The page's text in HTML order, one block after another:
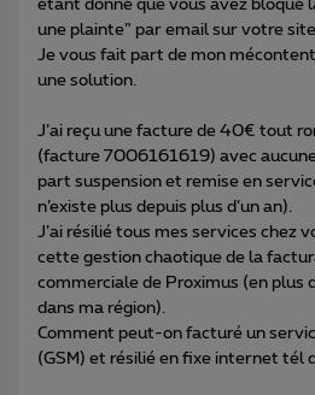
étant donné que vous avez bloqué
une plainte” par email sur votre site.
Je vous fait part de mon
une solution.
J’ai reçu une facture de 40€ tout
(facture 7006161619) avec
part suspension et remise en
n’existe plus depuis plus d’un an).
J’ai résilié tous mes services chez
cette gestion chaotique de la
commerciale de Proximus (en plus
dans ma région).
Comment peut-on facturé un
(GSM) et résilié en fixe internet tél